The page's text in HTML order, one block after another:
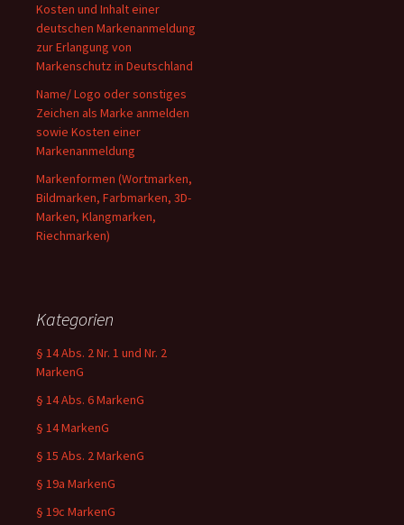
Kosten und Inhalt einer
deutschen Markenanmeldung
zur Erlangung von
Markenschutz in Deutschland
Name/ Logo oder sonstiges
Zeichen als Marke anmelden
sowie Kosten einer
Markenanmeldung
Markenformen (Wortmarken,
Bildmarken, Farbmarken, 3D-
Marken, Klangmarken,
Riechmarken)
Kategorien
§ 14 Abs. 2 Nr. 1 und Nr. 2
MarkenG
§ 14 Abs. 6 MarkenG
§ 14 MarkenG
§ 15 Abs. 2 MarkenG
§ 19a MarkenG
§ 19c MarkenG